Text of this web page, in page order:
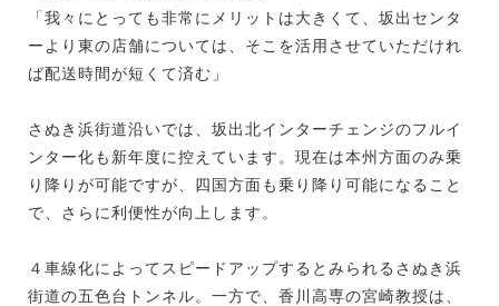
「我々にとっても非常にメリットは大きくて、坂出センタ
ーより東の店舗については、そこを活用させていただけれ
ば配送時間が短くて済む」
さぬき浜街道沿いでは、坂出北インターチェンジのフルイ
ンター化も新年度に控えています。現在は本州方面のみ乗
り降りが可能ですが、四国方面も乗り降り可能になること
で、さらに利便性が向上します。
４車線化によってスピードアップするとみられるさぬき浜
街道の五色台トンネル。一方で、香川高専の宮崎教授は、